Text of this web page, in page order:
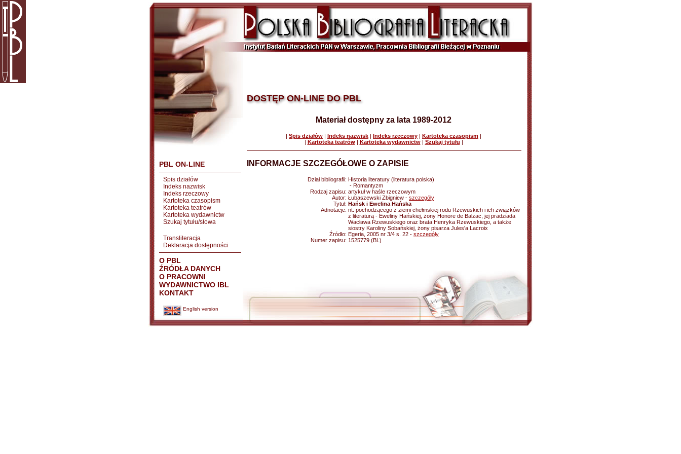
PBL ON-LINE
Spis działów
Indeks nazwisk
Indeks rzeczowy
Kartoteka czasopism
Kartoteka teatrów
Kartoteka wydawnictw
Szukaj tytułu/słowa
Transliteracja
Deklaracja dostępności
O PBL
ŹRÓDŁA DANYCH
O PRACOWNI
WYDAWNICTWO IBL
KONTAKT
English version
DOSTĘP ON-LINE DO PBL
Materiał dostępny za lata 1989-2012
| Spis działów | Indeks nazwisk | Indeks rzeczowy | Kartoteka czasopism |
| Kartoteka teatrów| Kartoteka wydawnictw| Szukaj tytułu |
INFORMACJE SZCZEGÓŁOWE O ZAPISIE
Dział bibliografii: Historia literatury (literatura polska)
- Romantyzm
Rodzaj zapisu: artykuł w haśle rzeczowym
Autor: Łubaszewski Zbigniew - szczegóły
Tytuł: Hańsk i Ewelina Hańska
Adnotacje: nt. pochodzącego z ziemi chełmskiej rodu Rzewuskich i ich związków
z literaturą - Eweliny Hańskiej, żony Honore de Balzac, jej pradziada
Wacława Rzewuskiego oraz brata Henryka Rzewuskiego, a także
siostry Karoliny Sobańskiej, żony pisarza Jules'a Lacroix
Źródło: Egeria, 2005 nr 3/4 s. 22 - szczegóły
Numer zapisu: 1525779 (BL)